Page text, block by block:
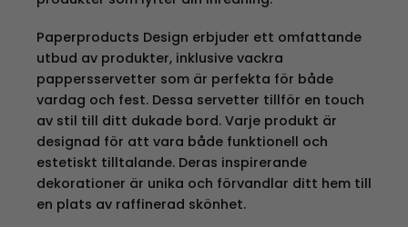
Paperproducts Design erbjuder ett omfattande
utbud av produkter, inklusive vackra
pappersservetter som är perfekta för både
vardag och fest. Dessa servetter tillför en touch
av stil till ditt dukade bord. Varje produkt är
designad för att vara både funktionell och
estetiskt tilltalande. Deras inspirerande
dekorationer är unika och förvandlar ditt hem till
en plats av raffinerad skönhet.